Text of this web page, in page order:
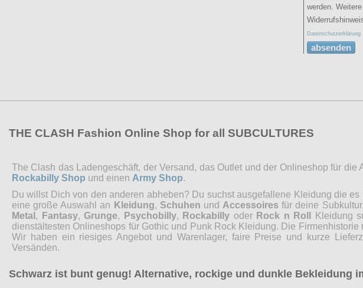
werden.
Datenschutzerklärung
absenden
THE CLASH Fashion Online Shop for all SUBCULTURES
The Clash das Ladengeschäft, der Versand, das Outlet und der Onlineshop für
Rockabilly Shop und einen Army Shop.
Du willst Dich von den anderen abheben? Du suchst ausgefallene Kleidung die
eine große Auswahl an Kleidung, Schuhen und Accessoires für deine
Metal , Fantasy, Grunge, Psychobilly, Rockabilly oder Rock n Roll
Kleidung
dienstältesten Onlineshops für Gothic und Punk Rock Kleidung. Die
Wir haben ein riesiges Angebot und Warenlager, faire Preise und kurze
Versänden.
Schwarz ist bunt genug! Alternative, rockige und dunkle Bekleidung